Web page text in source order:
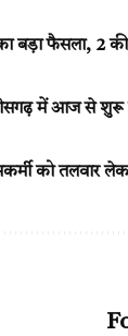
का बड़ा फैसला, 2
में आज से शुरू
को तलवार